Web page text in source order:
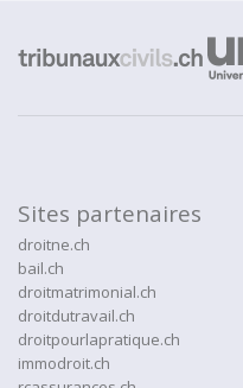
Sites partenaires
droitne.ch
bail.ch
droitmatrimonial.ch
droitdutravail.ch
droitpourlapratique.ch
immodroit.ch